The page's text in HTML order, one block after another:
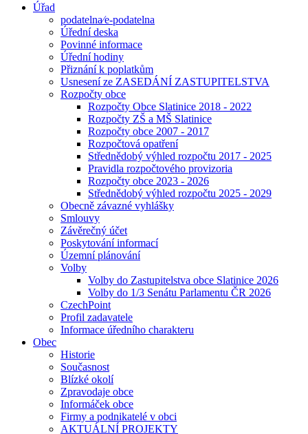
Úřad
podatelna⁄e-podatelna
Úřední deska
Povinné informace
Úřední hodiny
Přiznání k poplatkům
Usnesení ze ZASEDÁNÍ ZASTUPITELSTVA
Rozpočty obce
Rozpočty Obce Slatinice 2018 - 2022
Rozpočty ZŠ a MŠ Slatinice
Rozpočty obce 2007 - 2017
Rozpočtová opatření
Střednědobý výhled rozpočtu 2017 - 2025
Pravidla rozpočtového provizoria
Rozpočty obce 2023 - 2026
Střednědobý výhled rozpočtu 2025 - 2029
Obecně závazné vyhlášky
Smlouvy
Závěrečný účet
Poskytování informací
Územní plánování
Volby
Volby do Zastupitelstva obce Slatinice 2026
Volby do 1/3 Senátu Parlamentu ČR 2026
CzechPoint
Profil zadavatele
Informace úředního charakteru
Obec
Historie
Současnost
Blízké okolí
Zpravodaje obce
Informáček obce
Firmy a podnikatelé v obci
AKTUÁLNÍ PROJEKTY